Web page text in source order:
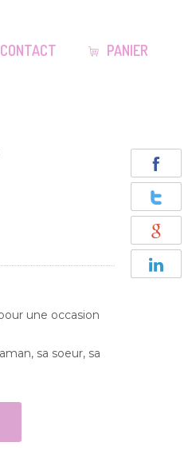
CONTACT PANIER
une occasion
sa soeur, sa